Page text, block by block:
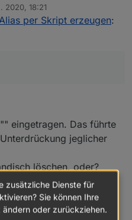
2020, 18:21
per Skript erzeugen:
eingetragen. Das führte
jeglicher
löschen, oder?
stundenlang alle
zusätzliche Dienste für
Sie können Ihre
oder zurückziehen.